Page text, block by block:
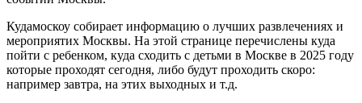
Кудамоскоу собирает информацию о лучших развлечениях и
мероприятих Москвы. На этой странице перечислены куда
пойти с ребенком, куда сходить с детьми в Москве в 2025 году
которые проходят сегодня, либо будут проходить скоро:
например завтра, на этих выходных и т.д.